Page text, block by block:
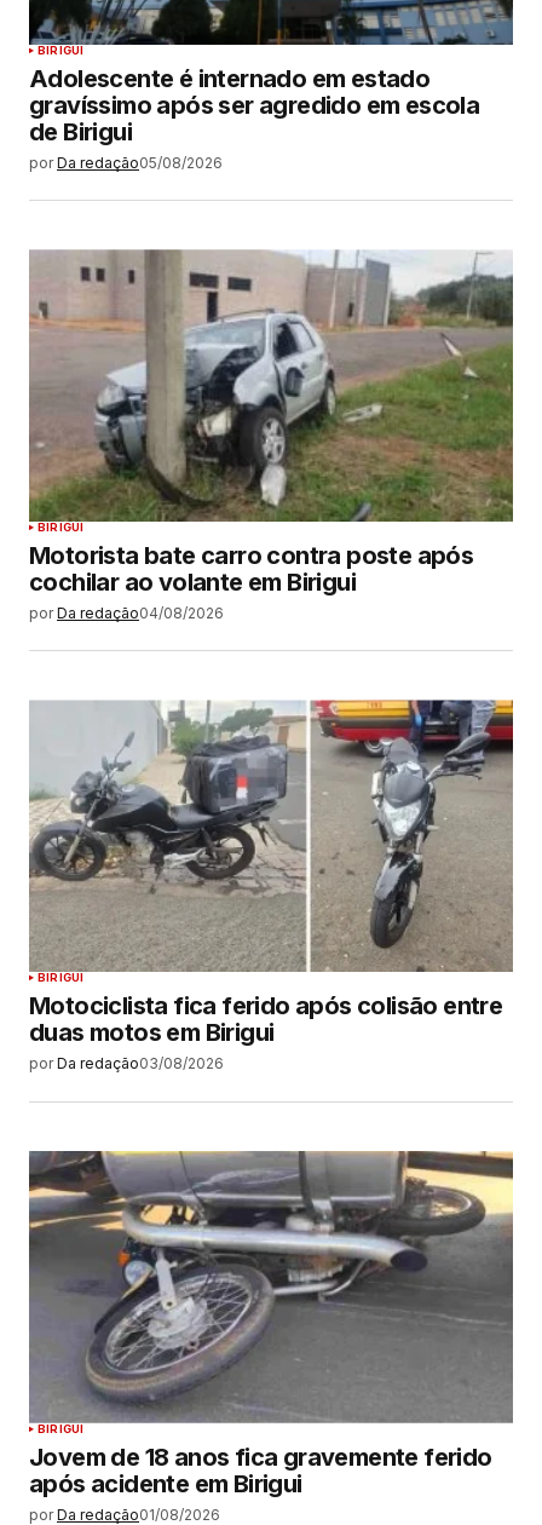
BIRIGUI
Adolescente é internado em estado
gravíssimo após ser agredido em escola
de Birigui
por Da redação05/08/2026
BIRIGUI
Motorista bate carro contra poste após
cochilar ao volante em Birigui
por Da redação04/08/2026
BIRIGUI
Motociclista fica ferido após colisão entre
duas motos em Birigui
por Da redação03/08/2026
BIRIGUI
Jovem de 18 anos fica gravemente ferido
após acidente em Birigui
por Da redação01/08/2026